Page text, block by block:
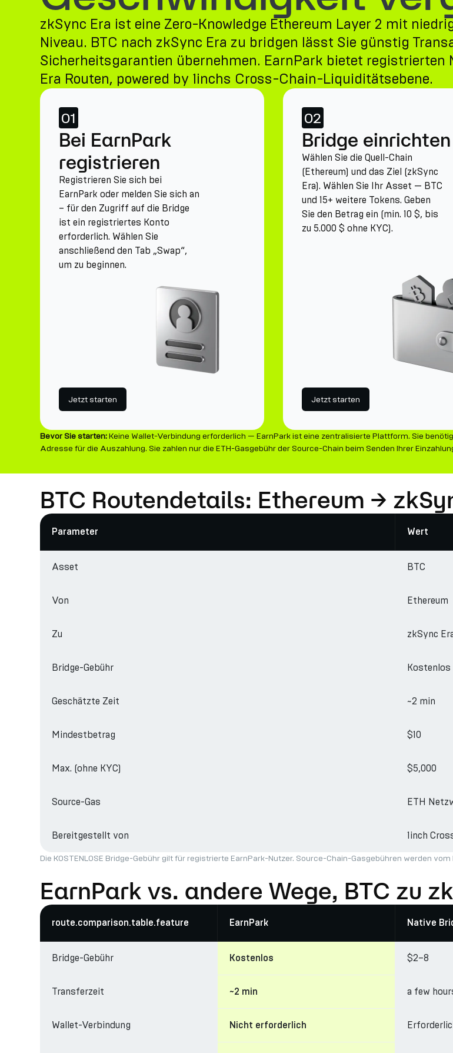
zkSync Era ist eine Zero-Knowledge Ethereum Layer 2 mit
Niveau. BTC nach zkSync Era zu bridgen lässt Sie günstig
Sicherheitsgarantien übernehmen. EarnPark bietet
Era Routen, powered by 1inchs Cross-Chain-Liquiditätsebene.
01
Bei EarnPark
registrieren
Registrieren Sie sich bei
EarnPark oder melden Sie sich an
– für den Zugriff auf die Bridge
ist ein registriertes Konto
erforderlich. Wählen Sie
anschließend den Tab „Swap“,
um zu beginnen.
Jetzt starten
02
Bridge einrichten
Wählen Sie die Quell-Chain
(Ethereum) und das Ziel (zkSync
Era). Wählen Sie Ihr Asset — BTC
und 15+ weitere Tokens. Geben
Sie den Betrag ein (min. 10 $, bis
zu 5.000 $ ohne KYC).
Jetzt starten
Bevor Sie starten:Keine Wallet-Verbindung erforderlich — EarnPark ist eine zentralisierte Plattform. Sie
Adresse für die Auszahlung. Sie zahlen nur die ETH-Gasgebühr der Source-Chain beim Senden Ihrer
BTC Routendetails: Ethereum →
Parameter Wert
Asset BTC
Von Ethereum
Zu zkSync
Bridge-Gebühr Kostenlos
Geschätzte Zeit ~2 min
Mindestbetrag $10
Max. (ohne KYC) $5,000
Source-Gas ETH
Bereitgestellt von 1inch
Die KOSTENLOSE Bridge-Gebühr gilt für registrierte EarnPark-Nutzer. Source-Chain-Gasgebühren werden
EarnPark vs. andere Wege, BTC zu
route.comparison.table.feature EarnPark Native
Bridge-Gebühr Kostenlos $2–8
Transferzeit ~2 min a few
Wallet-Verbindung Nicht erforderlich